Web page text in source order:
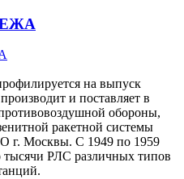
на выпуск
и поставляет в
обороны,
ракетной системы
г. Москвы. С 1949 по 1959
тысячи РЛС различных типов